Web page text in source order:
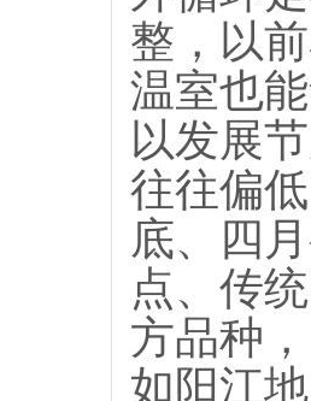
整，以
温室也
以发展
往往偏
底、四
点、传
方品种
如阳江